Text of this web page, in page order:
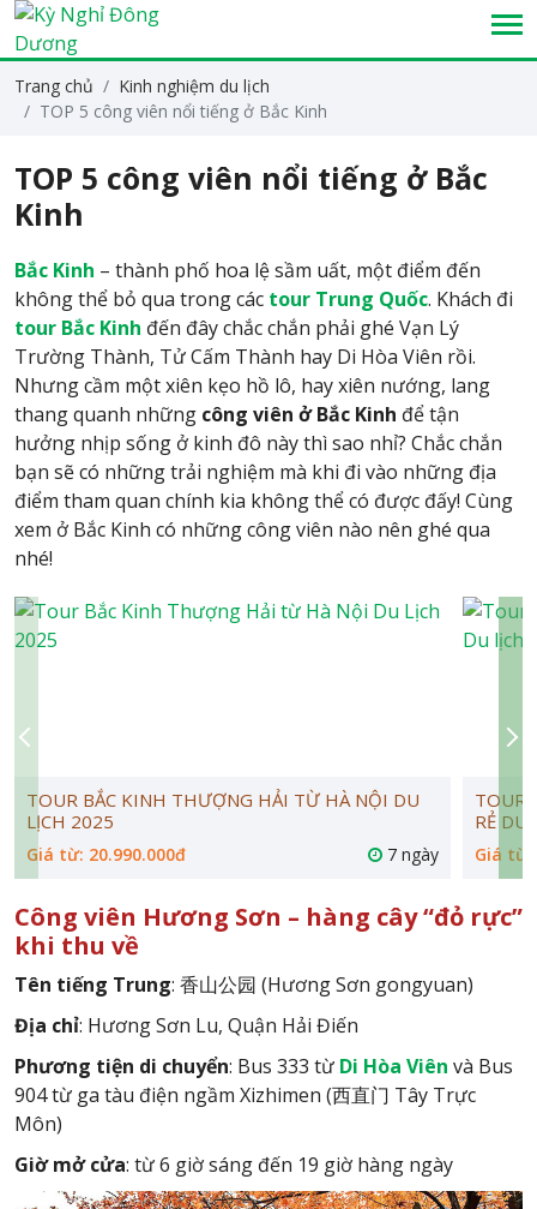
Trang chủ
Kinh nghiệm du lịch
TOP 5 công viên nổi tiếng ở Bắc Kinh
TOP 5 công viên nổi tiếng ở Bắc
Kinh
Bắc Kinh – thành phố hoa lệ sầm uất, một điểm đến
không thể bỏ qua trong các tour Trung Quốc. Khách đi
tour Bắc Kinh đến đây chắc chắn phải ghé Vạn Lý
Trường Thành, Tử Cấm Thành hay Di Hòa Viên rồi.
Nhưng cầm một xiên kẹo hồ lô, hay xiên nướng, lang
thang quanh những công viên ở Bắc Kinh để tận
hưởng nhịp sống ở kinh đô này thì sao nhỉ? Chắc chắn
bạn sẽ có những trải nghiệm mà khi đi vào những địa
điểm tham quan chính kia không thể có được đấy! Cùng
xem ở Bắc Kinh có những công viên nào nên ghé qua
nhé!
TOUR BẮC KINH THƯỢNG HẢI TỪ HÀ NỘI DU
LỊCH 2025
Giá từ: 20.990.000đ 7 ngày
TOUR
RẺ DU
Giá từ:
Công viên Hương Sơn – hàng cây “đỏ rực”
khi thu về
Tên tiếng Trung: 香山公园 (Hương Sơn gongyuan)
Địa chỉ: Hương Sơn Lu, Quận Hải Điến
Phương tiện di chuyển: Bus 333 từ Di Hòa Viên và Bus
904 từ ga tàu điện ngầm Xizhimen (西直门 Tây Trực
Môn)
Giờ mở cửa: từ 6 giờ sáng đến 19 giờ hàng ngày